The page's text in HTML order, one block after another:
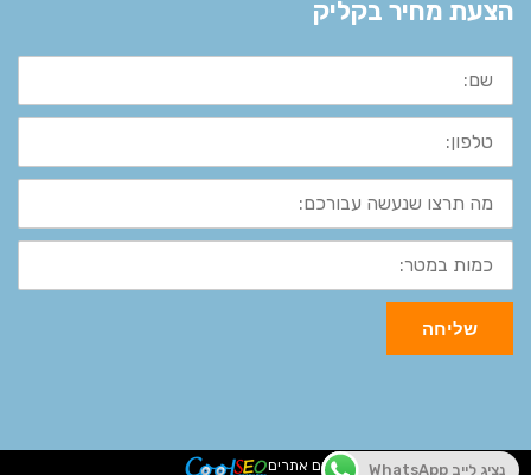
הצעת מחיר בקליק
שם:
טלפון:
מה
תרצו
שנעשה
עבורכם:
כמות
במטר:
שליחה
קידום אתרים נציג לייב WhatsApp